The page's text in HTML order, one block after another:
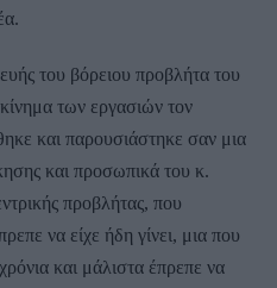
του βόρειου προβλήτα του
των εργασιών τον
και παρουσιάστηκε σαν μια
και προσωπικά του κ.
προβλήτας, που
να είχε ήδη γίνει, μια που
και μάλιστα έπρεπε να